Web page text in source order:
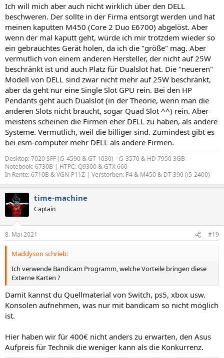
Ich will mich aber auch nicht wirklich über den DELL
beschweren. Der sollte in der Firma entsorgt werden und hat
meinen kaputten M450 (Core 2 Duo E6700) abgelöst. Aber
wenn der mal kaputt geht, würde ich mir trotzdem wieder so
ein gebrauchtes Gerät holen, da ich die "größe" mag. Aber
vermutlich von einem anderen Hersteller, der nicht auf 25W
beschränkt ist und auch Platz für Dualslot hat. Die "neueren"
Modell von DELL sind zwar nicht mehr auf 25W beschränkt,
aber da geht nur eine Single Slot GPU rein. Bei den HP
Pendants geht auch Dualslot (in der Theorie, wenn man die
anderen Slots nicht braucht, sogar Quad Slot ^^) rein. Aber
meistens scheinen die Firmen eher DELL zu haben, als andere
Systeme. Vermutlich, weil die billiger sind. Zumindest gibt es
bei esm-computer mehr DELL als andere Firmen.
Desktop: 7020 SFF (i5-4590 & GT 1030) - i5-3570 & HD 7950 3GB
Notebook: 6730B | HTPC: Q9300 & GTX 660
In Rente: 6710B & VGN-P11Z | Verstorben: P4 & M450 & DT 390 (i5-2400)
time-machine
Captain
8. Mai 2021 #19
Maddyson schrieb:
Ich verwende Bandicam Programm, welche Vorteile bringen diese
Externe Karten ?
Damit kannst du Quellmaterial von Switch, ps5, xbox usw.
Konsolen aufnehmen, was nur mit bandicam so nicht möglich
ist.
Hier haben wir für 400€ nicht anders zu erwarten, den Asus
Aufpreis für Technik die weniger kann als die Konkurrenz.